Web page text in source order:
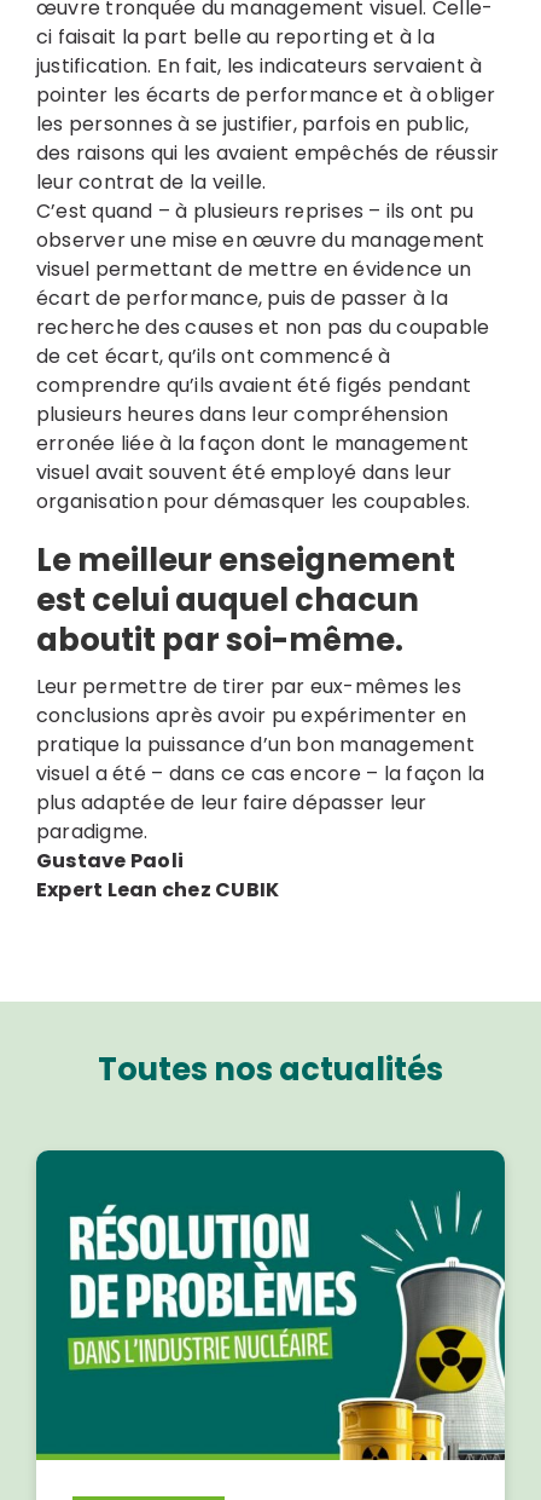
œuvre tronquée du management visuel. Celle-
ci faisait la part belle au reporting et à la
justification. En fait, les indicateurs servaient à
pointer les écarts de performance et à obliger
les personnes à se justifier, parfois en public,
des raisons qui les avaient empêchés de réussir
leur contrat de la veille.
C’est quand – à plusieurs reprises – ils ont pu
observer une mise en œuvre du management
visuel permettant de mettre en évidence un
écart de performance, puis de passer à la
recherche des causes et non pas du coupable
de cet écart, qu’ils ont commencé à
comprendre qu’ils avaient été figés pendant
plusieurs heures dans leur compréhension
erronée liée à la façon dont le management
visuel avait souvent été employé dans leur
organisation pour démasquer les coupables.
Le meilleur enseignement
est celui auquel chacun
aboutit par soi-même.
Leur permettre de tirer par eux-mêmes les
conclusions après avoir pu expérimenter en
pratique la puissance d’un bon management
visuel a été – dans ce cas encore – la façon la
plus adaptée de leur faire dépasser leur
paradigme.
Gustave Paoli
Expert Lean chez CUBIK
Toutes nos actualités